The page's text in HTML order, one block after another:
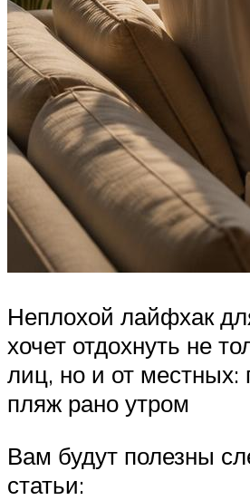
Неплохой лайфхак
хочет отдохнуть не
лиц, но и от местных:
пляж рано утром
Вам будут полезны
статьи: